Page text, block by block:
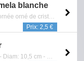
blanche
Barette à cheveux métallique ornée orné de cristaux blancs - Longueur: 6 cm - Sans Nickel - Reference: 0902.234.0808
Prix: 2,5 €
Serre-tête plaqtique ajustable - Diam: 10,5 cm - Reference: 0902.428.0910